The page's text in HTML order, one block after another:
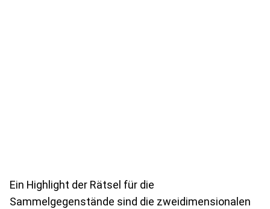
Ein Highlight der Rätsel für die
Sammelgegenstände sind die zweidimensionalen